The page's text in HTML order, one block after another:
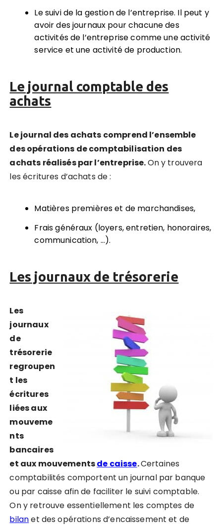
Le suivi de la gestion de l’entreprise. Il peut y
avoir des journaux pour chacune des
activités de l’entreprise comme une activité
service et une activité de production.
Le journal comptable des
achats
Le journal des achats comprend l’ensemble
des opérations de comptabilisation des
achats réalisés par l’entreprise.On y trouvera
les écritures d’achats de :
Matières premières et de marchandises,
Frais généraux (loyers, entretien, honoraires,
communication, …).
Les journaux de trésorerie
Les
journaux
de
trésorerie
regroupen
t les
écritures
liées aux
mouveme
nts
bancaires
et aux mouvementsde caisse.Certaines
comptabilités comportent un journal par banque
ou par caisse afin de faciliter le suivi comptable.
On y retrouve essentiellement les comptes de
bilanet des opérations d’encaissement et de